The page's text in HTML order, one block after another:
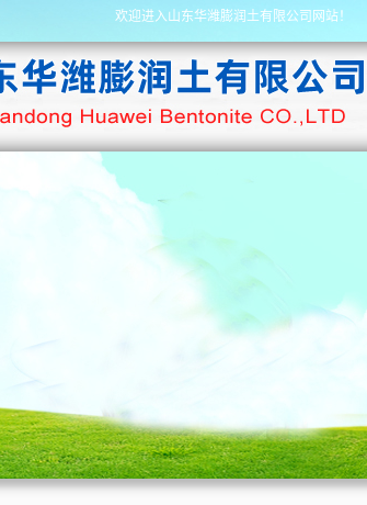
欢迎进入山东华潍膨润土有限公司网站！